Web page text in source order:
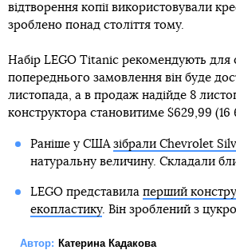
відтворення копії використовували
зроблено понад століття тому.
Набір LEGO Titanic рекомендують для
попереднього замовлення він буде
листопада, а в продаж надійде 8
конструктора становитиме $629,99 (16
Раніше у США зібрали Chevrolet
натуральну величину. Складали
LEGO представила перший
екопластику. Він зроблений з
Автор: Катерина Кадакова